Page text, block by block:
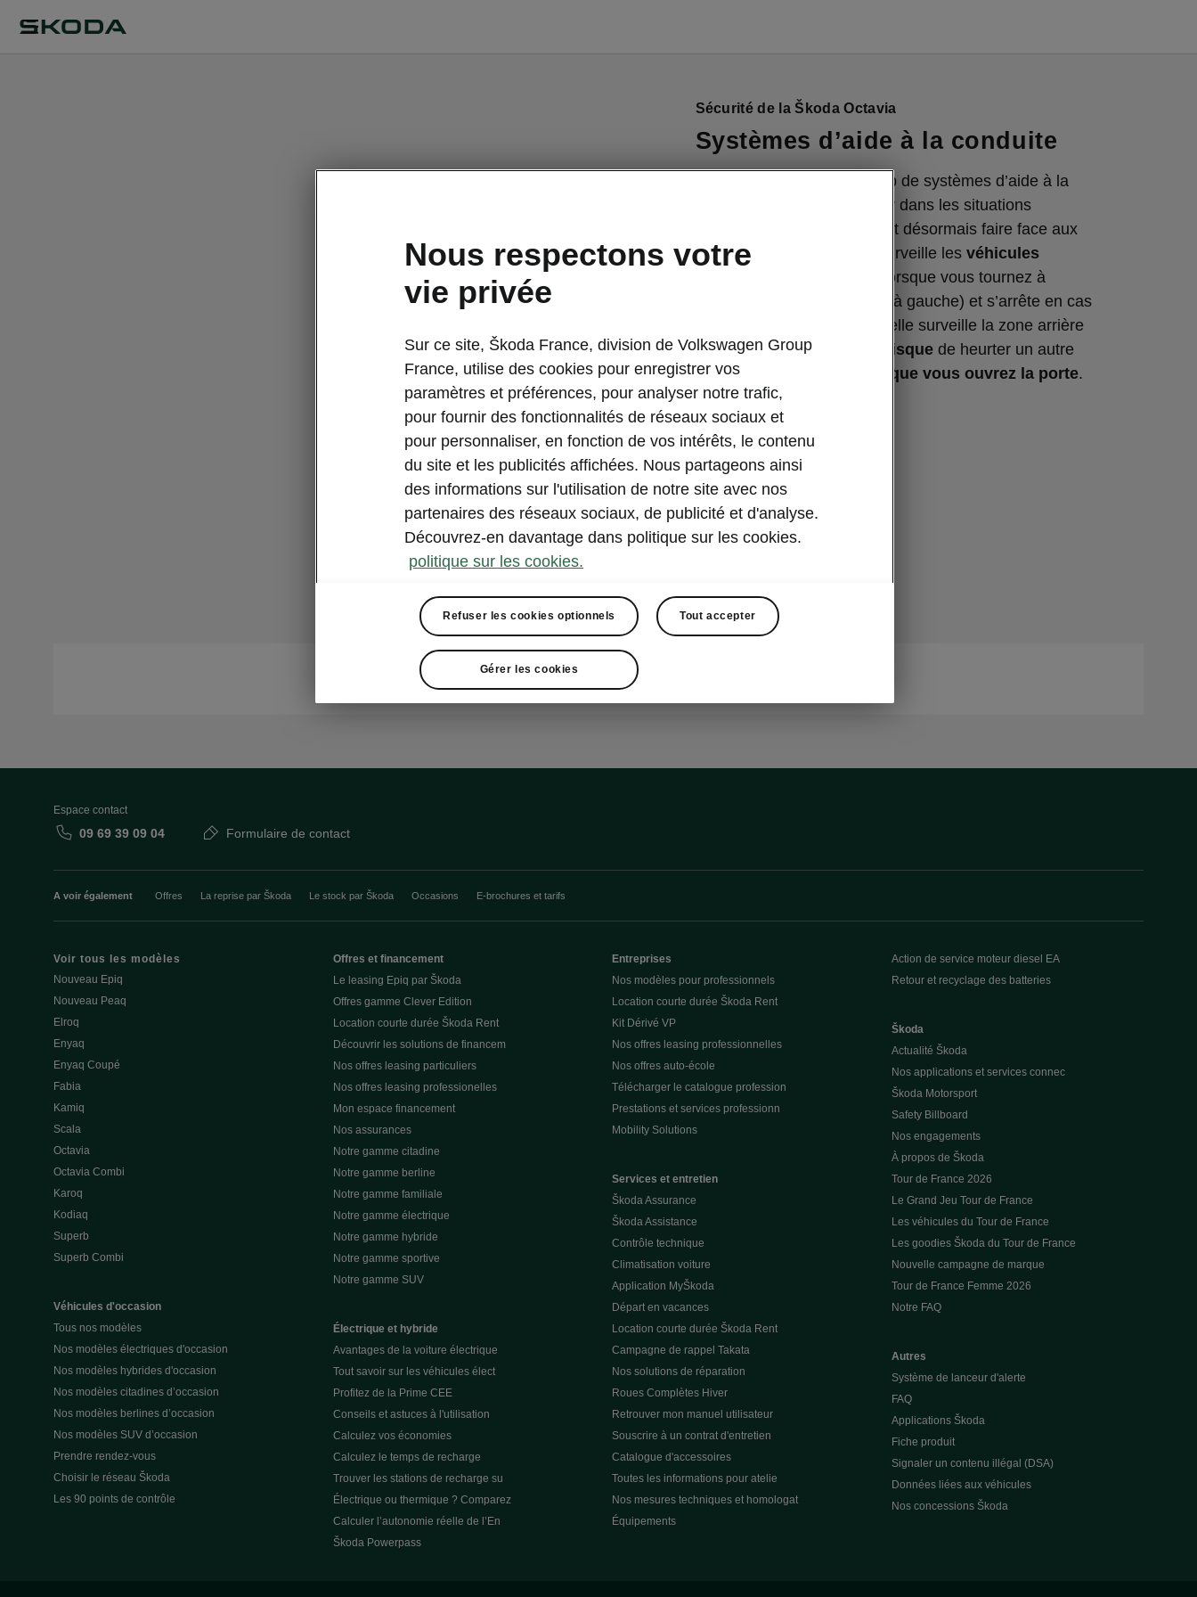
Sécurité de la Škoda Octavia
Systèmes d’aide à la conduite
Une familiale n’a jamais trop de systèmes d’aide à la
conduite pour vous protéger dans les situations
dangereuses. L’Octavia peut désormais faire face aux
situations suivantes : elle surveille les véhicules
lorsque vous tournez à
gauche (dans une conduite à gauche) et s’arrête en cas
de danger. Une fois garée, elle surveille la zone arrière
etvous avertit s’il y a un risquede heurter un autre
véhicule ou un cycliste
lorsque vous ouvrez la porte.
Espace contact
09 69 39 09 04 Formulaire de contact
A voir également Offres La reprise par Škoda Le stock par Škoda Occasions E-brochures et tarifs
Voir tous les modèles
Nouveau Epiq
Nouveau Peaq
Elroq
Enyaq
Enyaq Coupé
Fabia
Kamiq
Scala
Octavia
Octavia Combi
Karoq
Kodiaq
Superb
Superb Combi
Véhicules d'occasion
Tous nos modèles
Nos modèles électriques d'occasion
Nos modèles hybrides d'occasion
Nos modèles citadines d’occasion
Nos modèles berlines d’occasion
Nos modèles SUV d’occasion
Prendre rendez-vous
Choisir le réseau Škoda
Les 90 points de contrôle
Offres et financement
Le leasing Epiq par Škoda
Offres gamme Clever Edition
Location courte durée Škoda Rent
Découvrir les solutions de financem
Nos offres leasing particuliers
Nos offres leasing professionelles
Mon espace financement
Nos assurances
Notre gamme citadine
Notre gamme berline
Notre gamme familiale
Notre gamme électrique
Notre gamme hybride
Notre gamme sportive
Notre gamme SUV
Électrique et hybride
Avantages de la voiture électrique
Tout savoir sur les véhicules élect
Profitez de la Prime CEE
Conseils et astuces à l'utilisation
Calculez vos économies
Calculez le temps de recharge
Trouver les stations de recharge su
Électrique ou thermique ? Comparez
Calculer l’autonomie réelle de l’En
Škoda Powerpass
Entreprises
Nos modèles pour professionnels
Location courte durée Škoda Rent
Kit Dérivé VP
Nos offres leasing professionnelles
Nos offres auto-école
Télécharger le catalogue profession
Prestations et services professionn
Mobility Solutions
Services et entretien
Škoda Assurance
Škoda Assistance
Contrôle technique
Climatisation voiture
Application MyŠkoda
Départ en vacances
Location courte durée Škoda Rent
Campagne de rappel Takata
Nos solutions de réparation
Roues Complètes Hiver
Retrouver mon manuel utilisateur
Souscrire à un contrat d'entretien
Catalogue d'accessoires
Toutes les informations pour atelie
Nos mesures techniques et homologat
Équipements
Action de service moteur diesel EA
Retour et recyclage des batteries
Škoda
Actualité Škoda
Nos applications et services connec
Škoda Motorsport
Safety Billboard
Nos engagements
À propos de Škoda
Tour de France 2026
Le Grand Jeu Tour de France
Les véhicules du Tour de France
Les goodies Škoda du Tour de France
Nouvelle campagne de marque
Tour de France Femme 2026
Notre FAQ
Autres
Système de lanceur d'alerte
FAQ
Applications Škoda
Fiche produit
Signaler un contenu illégal (DSA)
Données liées aux véhicules
Nos concessions Škoda
Nous respectons votre
vie privée
Sur ce site, Škoda France, division de Volkswagen Group
France, utilise des cookies pour enregistrer vos
paramètres et préférences, pour analyser notre trafic,
pour fournir des fonctionnalités de réseaux sociaux et
pour personnaliser, en fonction de vos intérêts, le contenu
du site et les publicités affichées. Nous partageons ainsi
des informations sur l'utilisation de notre site avec nos
partenaires des réseaux sociaux, de publicité et d'analyse.
Découvrez-en davantage dans politique sur les cookies.
politique sur les cookies.
Refuser les cookies optionnels Tout accepter
Gérer les cookies